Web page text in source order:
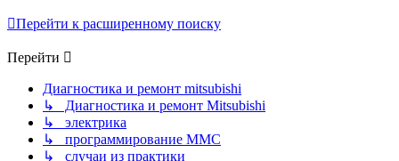
Перейти к расширенному поиску
Перейти
Диагностика и ремонт mitsubishi
↳ Диагностика и ремонт Mitsubishi
↳ электрика
↳ программирование MMC
↳ случаи из практики